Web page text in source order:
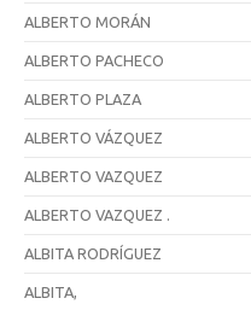
ALBERTO MORÁN
ALBERTO PACHECO
ALBERTO PLAZA
ALBERTO VÁZQUEZ
ALBERTO VAZQUEZ
ALBERTO VAZQUEZ .
ALBITA RODRÍGUEZ
ALBITA,